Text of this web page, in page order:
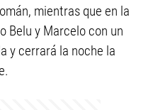
mientras que en la
Belu y Marcelo con un
y cerrará la noche la